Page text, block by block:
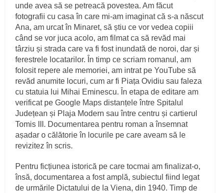
unde avea să se petreacă povestea. Am făcut
fotografii cu casa în care mi-am imaginat că s-a născut
Ana, am urcat în Minaret, să știu ce vor vedea copiii
când se vor juca acolo, am filmat ca să revăd mai
târziu și strada care va fi fost inundată de noroi, dar și
ferestrele locatarilor. În timp ce scriam romanul, am
folosit repere ale memoriei, am intrat pe YouTube să
revăd anumite locuri, cum ar fi Piața Ovidiu sau faleza
cu statuia lui Mihai Eminescu. În etapa de editare am
verificat pe Google Maps distanțele între Spitalul
Județean și Plaja Modern sau între centru și cartierul
Tomis III. Documentarea pentru roman a însemnat
așadar o călătorie în locurile pe care aveam să le
revizitez în scris.
Pentru ficțiunea istorică pe care tocmai am finalizat-o,
însă, documentarea a fost amplă, subiectul fiind legat
de urmările Dictatului de la Viena, din 1940. Timp de